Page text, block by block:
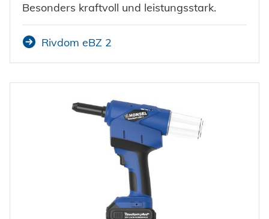
Besonders kraftvoll und leistungsstark.
Rivdom eBZ 2